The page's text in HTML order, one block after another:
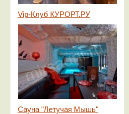
Vip-Клуб КУРОРТ.РУ
Сауна "Летучая Мышь"